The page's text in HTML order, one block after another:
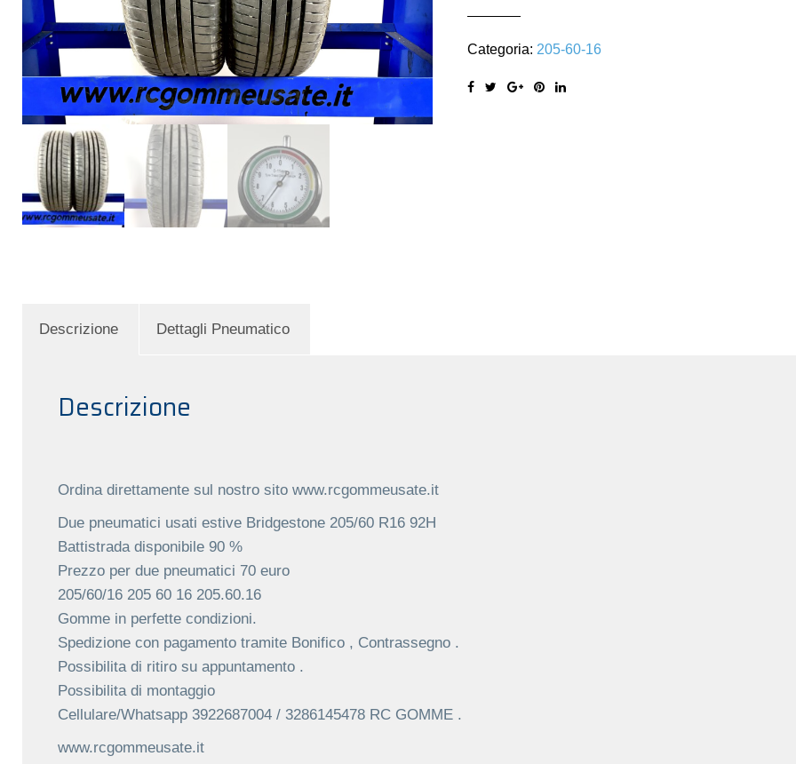
quantità
Categoria: 205-60-16
Descrizione Dettagli Pneumatico
Descrizione
Ordina direttamente sul nostro sito www.rcgommeusate.it
Due pneumatici usati estive Bridgestone 205/60 R16 92H
Battistrada disponibile 90 %
Prezzo per due pneumatici 70 euro
205/60/16 205 60 16 205.60.16
Gomme in perfette condizioni.
Spedizione con pagamento tramite Bonifico , Contrassegno .
Possibilita di ritiro su appuntamento .
Possibilita di montaggio
Cellulare/Whatsapp 3922687004 / 3286145478 RC GOMME .
www.rcgommeusate.it